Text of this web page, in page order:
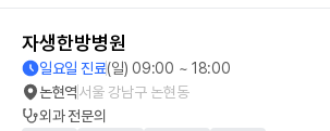
자생한방병원
일요일 진료(일) 09:00 ~ 18:00
논현역서울 강남구 논현동
외과전문의